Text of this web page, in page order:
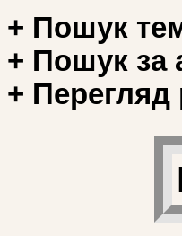
+ Пошук
+ Пошук за
+ Перегляд